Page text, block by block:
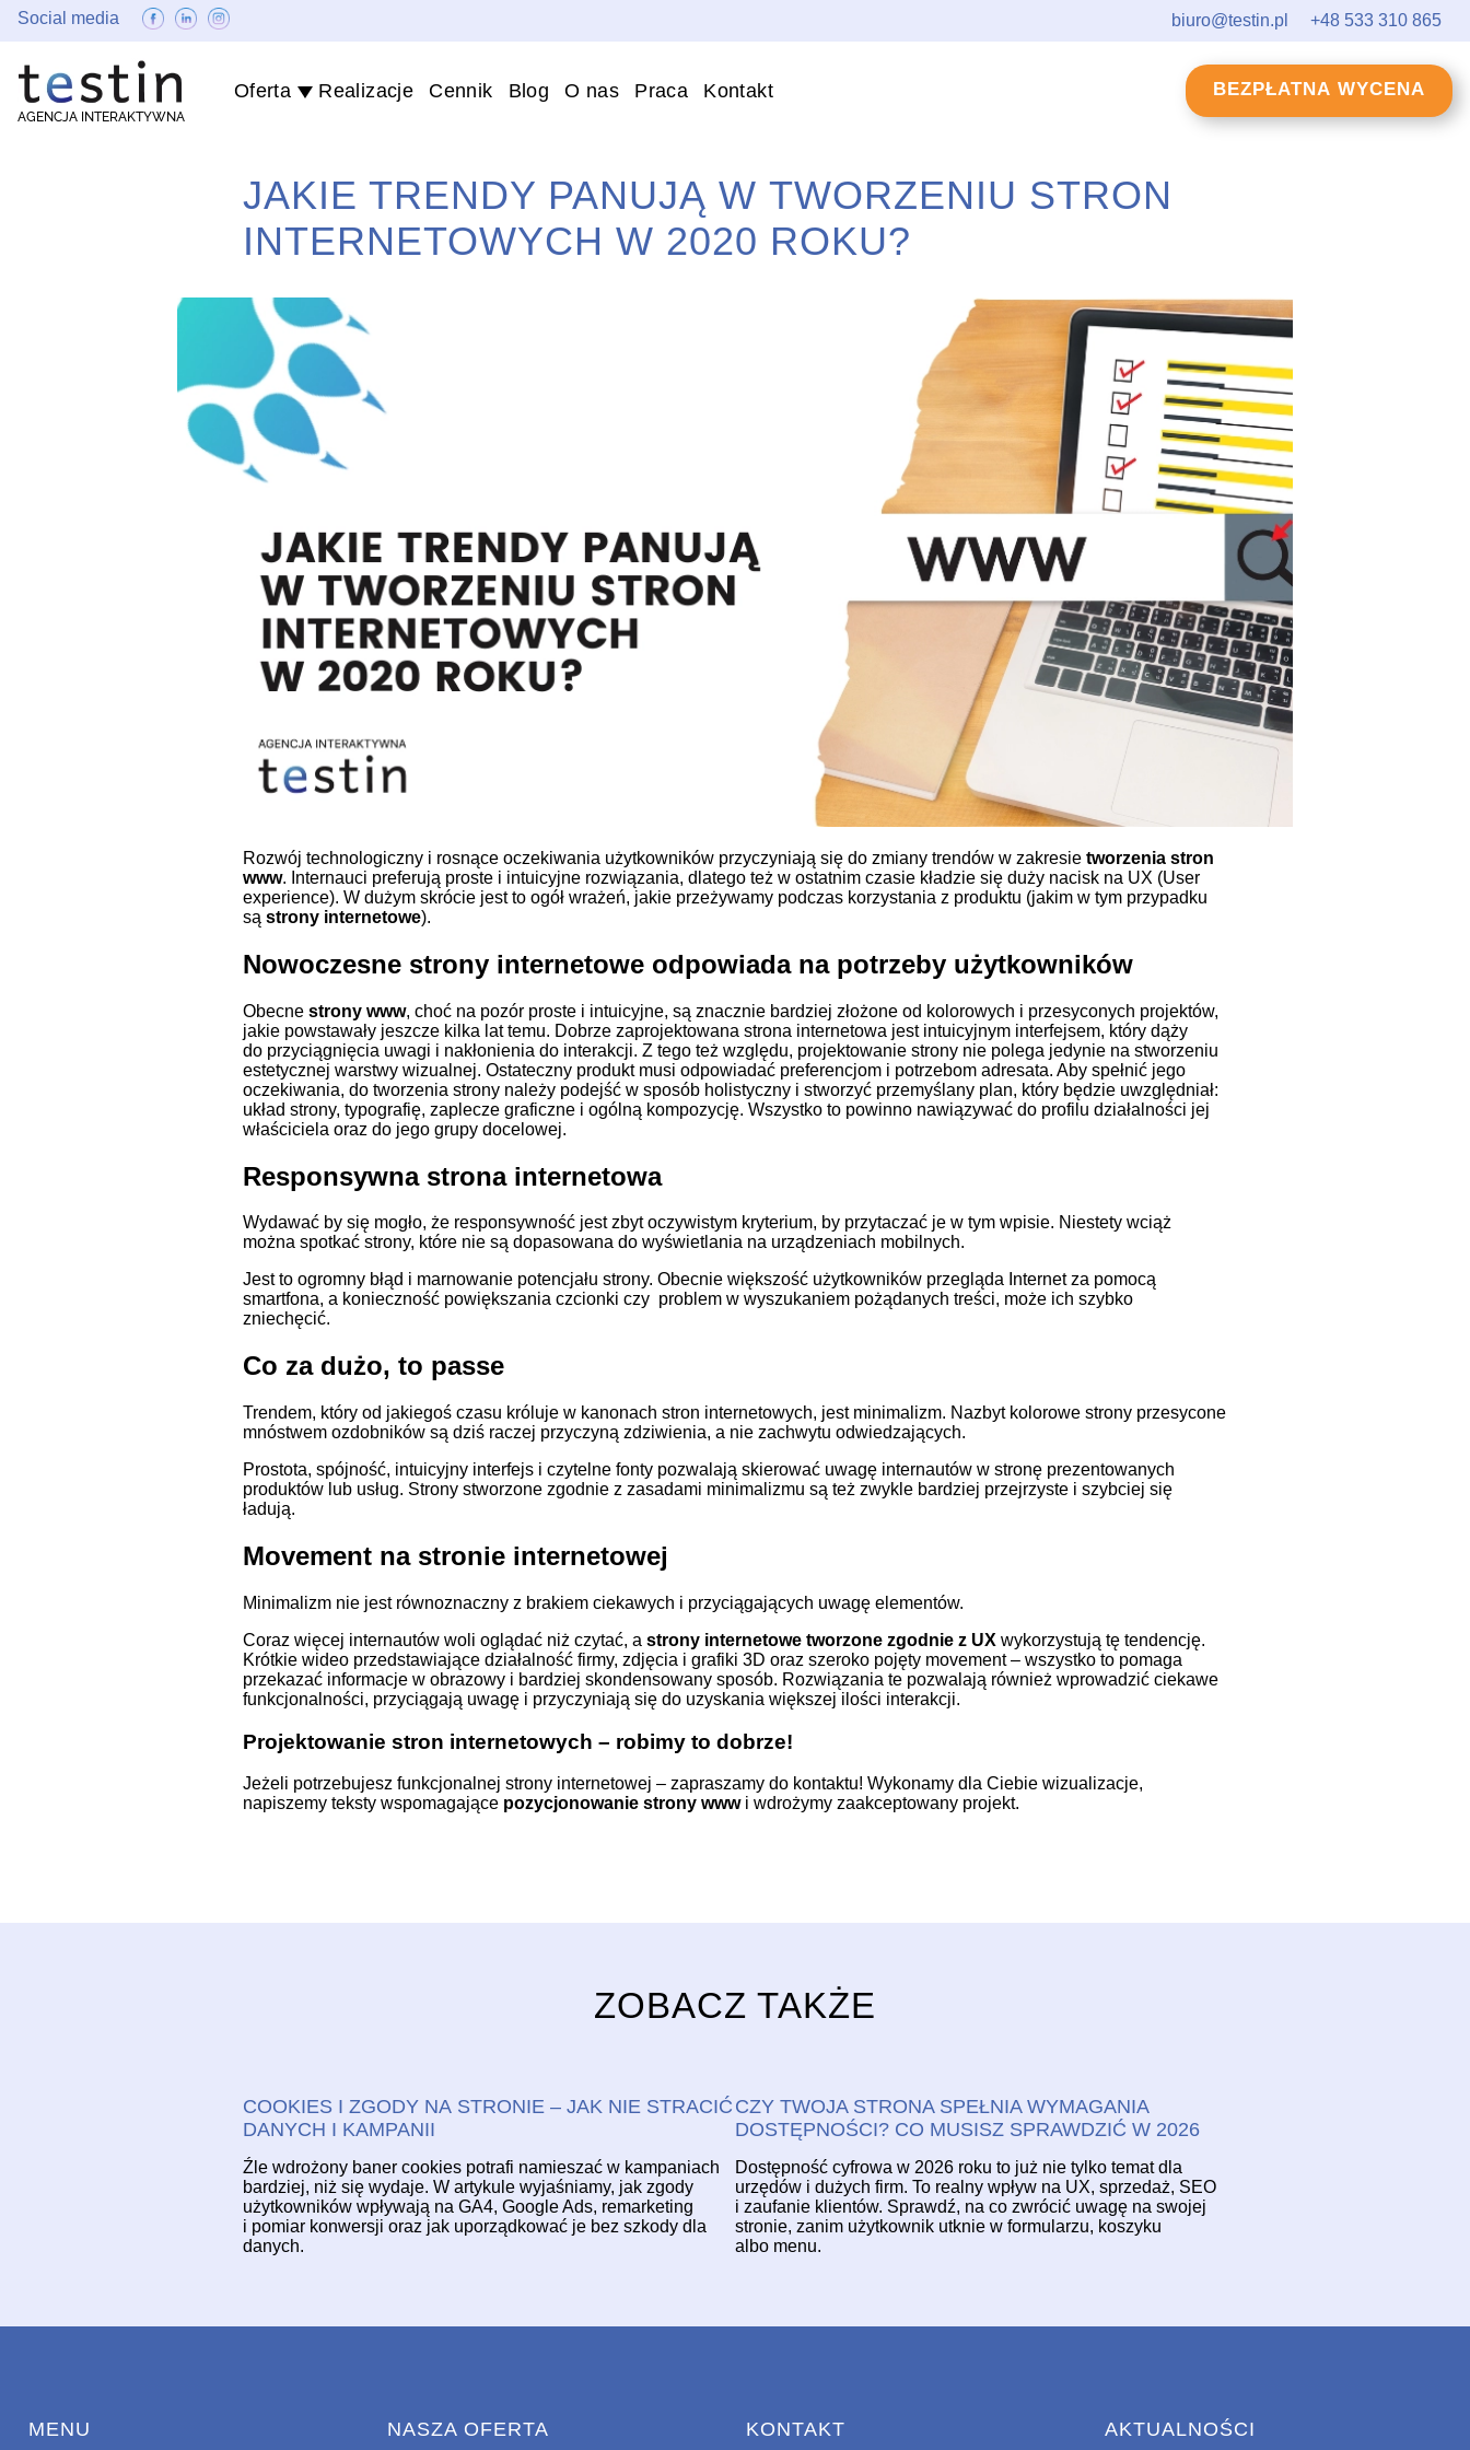
Social media biuro@testin.pl +48 533 310 865
AGENCJA INTERAKTYWNA
Oferta Realizacje Cennik Blog O nas Praca Kontakt BEZPŁATNA WYCENA
JAKIE TRENDY PANUJĄ W TWORZENIU STRON
INTERNETOWYCH W 2020 ROKU?
Rozwój technologiczny i rosnące oczekiwania użytkowników przyczyniają się do zmiany trendów w zakresie tworzenia stron
www. Internauci preferują proste i intuicyjne rozwiązania, dlatego też w ostatnim czasie kładzie się duży nacisk na UX (User
experience). W dużym skrócie jest to ogół wrażeń, jakie przeżywamy podczas korzystania z produktu (jakim w tym przypadku
są strony internetowe).
Nowoczesne strony internetowe odpowiada na potrzeby użytkowników
Obecne strony www, choć na pozór proste i intuicyjne, są znacznie bardziej złożone od kolorowych i przesyconych projektów,
jakie powstawały jeszcze kilka lat temu. Dobrze zaprojektowana strona internetowa jest intuicyjnym interfejsem, który dąży
do przyciągnięcia uwagi i nakłonienia do interakcji. Z tego też względu, projektowanie strony nie polega jedynie na stworzeniu
estetycznej warstwy wizualnej. Ostateczny produkt musi odpowiadać preferencjom i potrzebom adresata. Aby spełnić jego
oczekiwania, do tworzenia strony należy podejść w sposób holistyczny i stworzyć przemyślany plan, który będzie uwzględniał:
układ strony, typografię, zaplecze graficzne i ogólną kompozycję. Wszystko to powinno nawiązywać do profilu działalności jej
właściciela oraz do jego grupy docelowej.
Responsywna strona internetowa
Wydawać by się mogło, że responsywność jest zbyt oczywistym kryterium, by przytaczać je w tym wpisie. Niestety wciąż
można spotkać strony, które nie są dopasowana do wyświetlania na urządzeniach mobilnych.
Jest to ogromny błąd i marnowanie potencjału strony. Obecnie większość użytkowników przegląda Internet za pomocą
smartfona, a konieczność powiększania czcionki czy problem w wyszukaniem pożądanych treści, może ich szybko
zniechęcić.
Co za dużo, to passe
Trendem, który od jakiegoś czasu króluje w kanonach stron internetowych, jest minimalizm. Nazbyt kolorowe strony przesycone
mnóstwem ozdobników są dziś raczej przyczyną zdziwienia, a nie zachwytu odwiedzających.
Prostota, spójność, intuicyjny interfejs i czytelne fonty pozwalają skierować uwagę internautów w stronę prezentowanych
produktów lub usług. Strony stworzone zgodnie z zasadami minimalizmu są też zwykle bardziej przejrzyste i szybciej się
ładują.
Movement na stronie internetowej
Minimalizm nie jest równoznaczny z brakiem ciekawych i przyciągających uwagę elementów.
Coraz więcej internautów woli oglądać niż czytać, a strony internetowe tworzone zgodnie z UX wykorzystują tę tendencję.
Krótkie wideo przedstawiające działalność firmy, zdjęcia i grafiki 3D oraz szeroko pojęty movement – wszystko to pomaga
przekazać informacje w obrazowy i bardziej skondensowany sposób. Rozwiązania te pozwalają również wprowadzić ciekawe
funkcjonalności, przyciągają uwagę i przyczyniają się do uzyskania większej ilości interakcji.
Projektowanie stron internetowych – robimy to dobrze!
Jeżeli potrzebujesz funkcjonalnej strony internetowej – zapraszamy do kontaktu! Wykonamy dla Ciebie wizualizacje,
napiszemy teksty wspomagające pozycjonowanie strony wwwi wdrożymy zaakceptowany projekt.
ZOBACZ TAKŻE
COOKIES I ZGODY NA STRONIE – JAK NIE STRACIĆ
DANYCH I KAMPANII
Źle wdrożony baner cookies potrafi namieszać w kampaniach
bardziej, niż się wydaje. W artykule wyjaśniamy, jak zgody
użytkowników wpływają na GA4, Google Ads, remarketing
i pomiar konwersji oraz jak uporządkować je bez szkody dla
danych.
CZY TWOJA STRONA SPEŁNIA WYMAGANIA
DOSTĘPNOŚCI? CO MUSISZ SPRAWDZIĆ W 2026
Dostępność cyfrowa w 2026 roku to już nie tylko temat dla
urzędów i dużych firm. To realny wpływ na UX, sprzedaż, SEO
i zaufanie klientów. Sprawdź, na co zwrócić uwagę na swojej
stronie, zanim użytkownik utknie w formularzu, koszyku
albo menu.
MENU NASZA OFERTA KONTAKT AKTUALNOŚCI